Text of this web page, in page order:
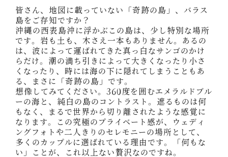
皆さん、地図に載っていない「奇跡の島」、バラス
島をご存知ですか？
沖縄の西表島沖に浮かぶこの島は、少し特別な場所
です。岩も土も、木さえ一本もありません。あるの
は、波によって運ばれてきた真っ白なサンゴのかけ
らだけ。潮の満ち引きによって大きくなったり小さ
くなったり、時には海の下に隠れてしまうこともあ
る、まさに「奇跡の島」です。
想像してみてください。360度を囲むエメラルドブル
ーの海と、純白の島のコントラスト。遮るものは何
もなく、まるで世界から切り離されたような感覚に
なります。この究極のプライベート感が、ウェディ
ングフォトや二人きりのセレモニーの場所として、
多くのカップルに選ばれている理由です。「何もな
い」ことが、これ以上ない贅沢なのですね。